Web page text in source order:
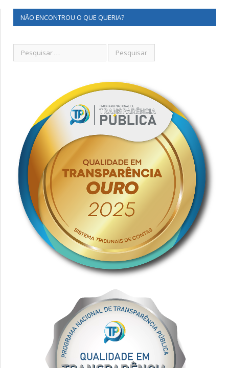
NÃO ENCONTROU O QUE QUERIA?